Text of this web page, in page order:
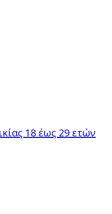
18 έως 29 ετών